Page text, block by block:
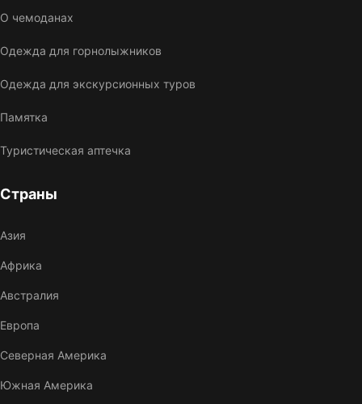
О чемоданах
Одежда для горнолыжников
Одежда для экскурсионных туров
Памятка
Туристическая аптечка
Страны
Азия
Африка
Австралия
Европа
Северная Америка
Южная Америка